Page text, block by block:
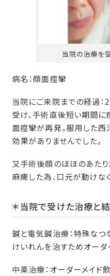
当院の治療を
病名：顔面痙攣
当院にご来院までの経過
受け、手術直後短い期間に
面痙攣が再発。服用した西
効果がありませんでした。
又手術後顔のほほのあたり
麻痺した為、口元が動けな
＊当院で受けた治療と
鍼と電気鍼治療：特殊な
けいれんを治すためオー
中薬治療：オーダーメイド